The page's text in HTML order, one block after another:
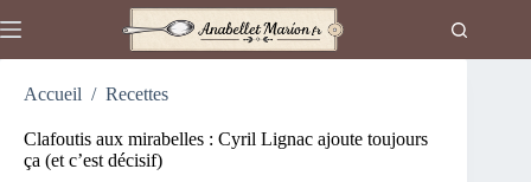
au
Accueil / Recettes
Clafoutis aux mirabelles : Cyril Lignac ajoute toujours
ça (et c’est décisif)